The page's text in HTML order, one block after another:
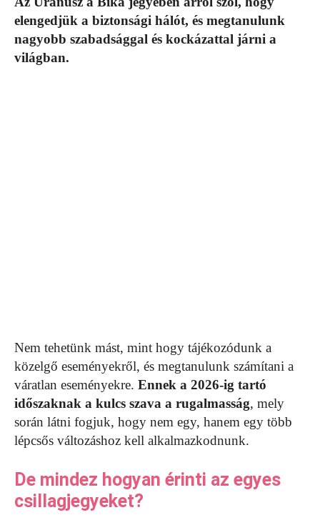
elengedjük a biztonsági hálót, és megtanulunk
nagyobb szabadsággal és kockázattal járni a
világban.
Nem tehetünk mást, mint hogy tájékozódunk a
közelgő eseményekről, és megtanulunk számítani a
váratlan eseményekre. Ennek a 2026-ig tartó
időszaknak a kulcs szava a rugalmasság, mely
során látni fogjuk, hogy nem egy, hanem egy több
lépcsős változáshoz kell alkalmazkodnunk.
De mindez hogyan érinti az egyes
csillagjegyeket?